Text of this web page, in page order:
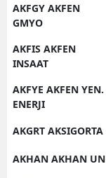
AKFGY AKFEN
GMYO
AKFIS AKFEN
INSAAT
AKFYE AKFEN YEN.
ENERJI
AKGRT AKSIGORTA
AKHAN AKHAN UN